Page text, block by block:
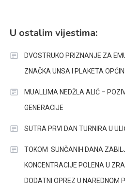
U ostalim vijestima:
DVOSTRUKO PRIZNANJE ZA
ZNAČKA UNSA I PLAKETA
MUALLIMA NEDŽLA ALIĆ –
GENERACIJE
SUTRA PRVI DAN TURNIRA U
TOKOM SUNČANIH DANA
KONCENTRACIJE POLENA U
DODATNI OPREZ U NAREDNOM